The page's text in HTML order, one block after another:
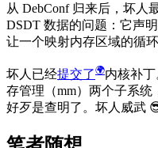
从 DebConf 归来后，坏人
DSDT 数据的问题：它声
让一个映射内存区域的循环
坏人已经提交了
内核补
存管理（mm）两个子系
好歹是查明了。坏人威武